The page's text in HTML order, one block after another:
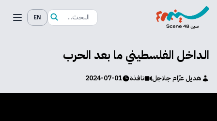
EN
الداخل الفلسطيني ما بعد الحرب
هديل عزّام جلاجل نافذة 2024-07-01